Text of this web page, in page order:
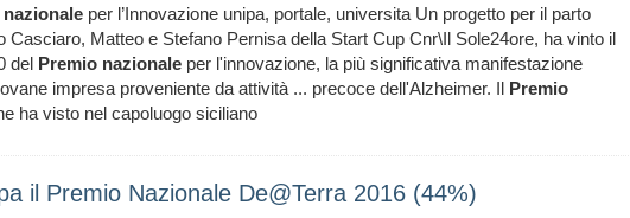
nazionale per l’Innovazione unipa, portale, universita Un progetto per il parto
Casciaro, Matteo e Stefano Pernisa della Start Cup Cnr\Il Sole24ore, ha vinto il
del Premio nazionale per l'innovazione, la più significativa manifestazione
impresa proveniente da attività ... precoce dell'Alzheimer. Il Premio
ha visto nel capoluogo siciliano
il Premio Nazionale De@Terra 2016 (44%)